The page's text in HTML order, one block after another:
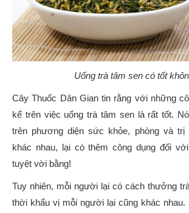
Uống trà tâm sen có tốt
Cây Thuốc Dân Gian tin rằng với những
kể trên việc uống trà tâm sen là rất tốt.
trên phương diện sức khỏe, phòng và trị
khác nhau, lại có thêm công dụng đối
tuyệt vời bằng!
Tuy nhiên, mỗi người lại có cách thưởng
thời khẩu vị mỗi người lại cũng khác